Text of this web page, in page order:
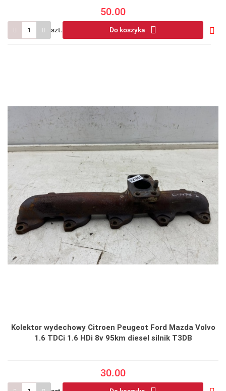
50.00
szt. Do koszyka
Kolektor wydechowy Citroen Peugeot Ford Mazda Volvo
1.6 TDCi 1.6 HDi 8v 95km diesel silnik T3DB
30.00